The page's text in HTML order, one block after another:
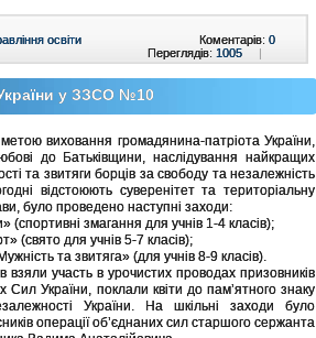
освіти Коментарів: 0
Переглядів: 1005 |
у ЗЗСО №10
виховання громадянина-патріота України,
до Батьківщини, наслідування найкращих
та звитяги борців за свободу та незалежність
відстоюють суверенітет та територіальну
було проведено наступні заходи:
(спортивні змагання для учнів 1-4 класів);
(свято для учнів 5-7 класів);
та звитяга» (для учнів 8-9 класів).
взяли участь в урочистих проводах призовників
Сил України, поклали квіти до пам’ятного знаку
України. На шкільні заходи було
операції об’єднаних сил старшого сержанта